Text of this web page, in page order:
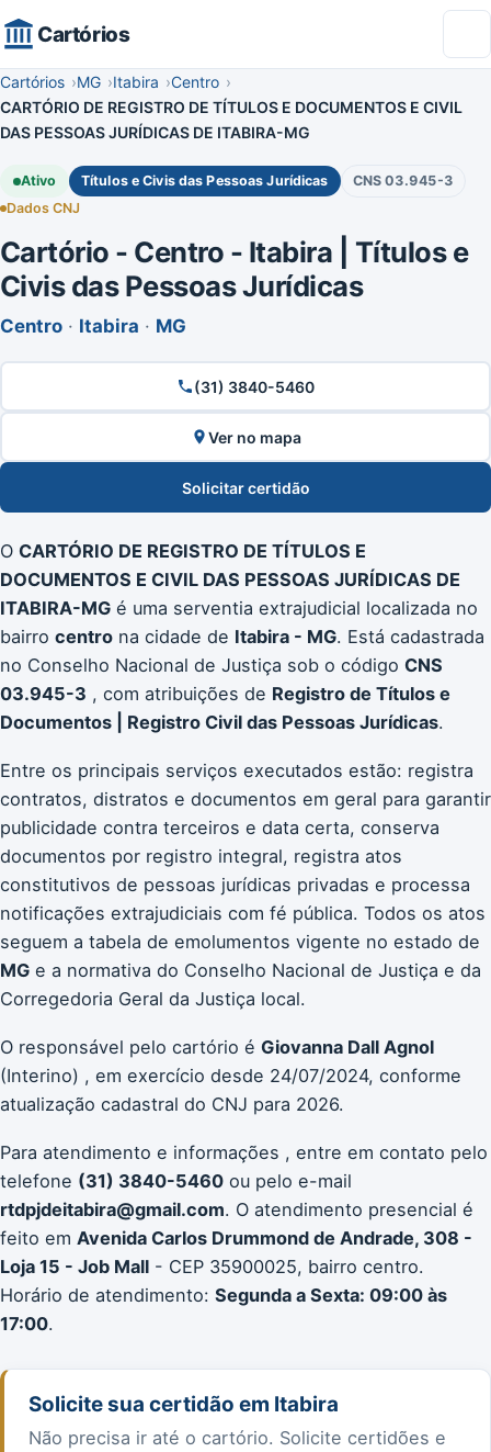
Cartórios
Cartórios MG Itabira
Centro
CARTÓRIO DE REGISTRO DE TÍTULOS E DOCUMENTOS E CIVIL
DAS PESSOAS JURÍDICAS DE ITABIRA-MG
Ativo Títulos e Civis das Pessoas Jurídicas
CNS 03.945-3
Dados CNJ
Cartório - Centro - Itabira | Títulos e
Civis das Pessoas Jurídicas
Centro · Itabira · MG
(31) 3840-5460
Ver no mapa
Solicitar certidão
O CARTÓRIO DE REGISTRO DE TÍTULOS E
DOCUMENTOS E CIVIL DAS PESSOAS JURÍDICAS DE
ITABIRA-MG é uma serventia extrajudicial localizada no
bairro centro na cidade de Itabira - MG. Está cadastrada
no Conselho Nacional de Justiça sob o código CNS
03.945-3 , com atribuições de Registro de Títulos e
Documentos | Registro Civil das Pessoas Jurídicas.
Entre os principais serviços executados estão: registra
contratos, distratos e documentos em geral para garantir
publicidade contra terceiros e data certa, conserva
documentos por registro integral, registra atos
constitutivos de pessoas jurídicas privadas e processa
notificações extrajudiciais com fé pública. Todos os atos
seguem a tabela de emolumentos vigente no estado de
MG e a normativa do Conselho Nacional de Justiça e da
Corregedoria Geral da Justiça local.
O responsável pelo cartório é Giovanna Dall Agnol
(Interino) , em exercício desde 24/07/2024, conforme
atualização cadastral do CNJ para 2026.
Para atendimento e informações , entre em contato pelo
telefone (31) 3840-5460 ou pelo e-mail
rtdpjdeitabira@gmail.com. O atendimento presencial é
feito em Avenida Carlos Drummond de Andrade, 308 -
Loja 15 - Job Mall - CEP 35900025, bairro centro.
Horário de atendimento: Segunda a Sexta: 09:00 às
17:00.
Solicite sua certidão em Itabira
Não precisa ir até o cartório. Solicite certidões e